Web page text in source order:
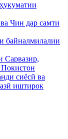
Чин дар самти
байналмилалии
Сарвазир,
сиёсӣ ва
иштирок